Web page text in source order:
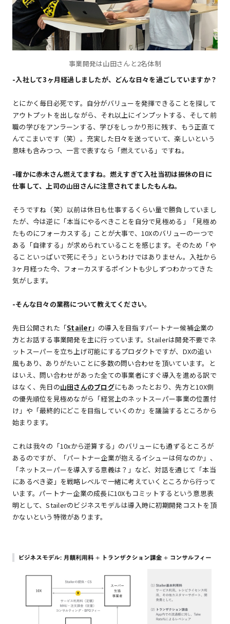
事業開発は山田さんと2名体制
-入社して3ヶ月経過しましたが、どんな日々を過ごしていますか？
とにかく毎日必死です。自分がバリューを発揮できることを探して
アウトプットを出しながら、それ以上にインプットする、そして前
職の学びをアンラーンする、学びをしっかり形に残す、もう正直て
んてこまいです（笑）。充実した日々を送っていて、楽しいという
意味も含みつつ、一言で表すなら「燃えている」ですね。
-確かに赤木さん燃えてますね。燃えすぎて入社当初は振休の日に
仕事して、上司の山田さんに注意されてましたもんね。
そうですね（笑）以前は休日も仕事するくらい量で勝負していまし
たが、今は逆に「本当にやるべきことを自分で見極める」「見極め
たものにフォーカスする」ことが大事で、10Xのバリューの一つで
ある「自律する」が求められていることを感じます。そのため「や
ることいっぱいで死にそう」というわけではありません。入社から
3ヶ月経った今、フォーカスするポイントも少しずつわかってきた
気がします。
-そんな日々の業務について教えてください。
先日公開された「Stailer」の導入を目指すパートナー候補企業の
方とお話する事業開発を主に行っています。Stailerは開発不要でネ
ットスーパーを立ち上げ可能にするプロダクトですが、DXの追い
風もあり、ありがたいことに多数の問い合わせを頂いています。と
はいえ、問い合わせがあった全ての事業者にすぐ導入を進める訳で
はなく、先日の山田さんのブログにもあったとおり、先方と10X側
の優先順位を見極めながら「経営上のネットスーパー事業の位置付
け」や「最終的にどこを目指していくのか」を議論するところから
始まります。
これは我々の「10xから逆算する」のバリューにも通ずるところが
あるのですが、「パートナー企業が抱えるイシューは何なのか」、
「ネットスーパーを導入する意義は？」など、対話を通じて「本当
にあるべき姿」を戦略レベルで一緒に考えていくところから行って
います。パートナー企業の成長に10Xもコミットするという意思表
明として、Stailerのビジネスモデルは導入時に初期開発コストを頂
かないという特徴があります。